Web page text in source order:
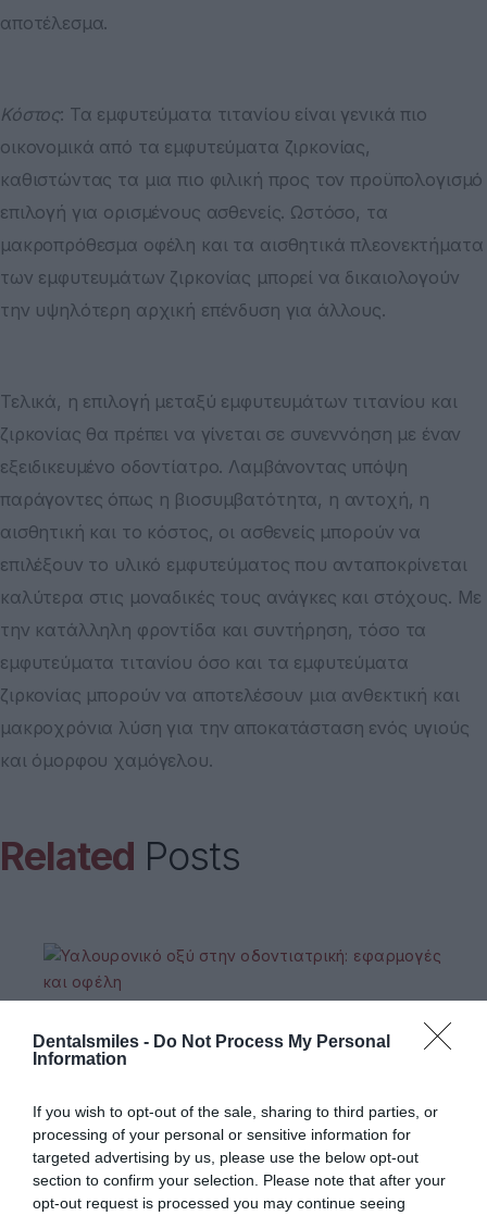
Dentalsmiles - Do Not Process My Personal
Information
If you wish to opt-out of the sale, sharing to third parties, or
processing of your personal or sensitive information for
targeted advertising by us, please use the below opt-out
section to confirm your selection. Please note that after your
opt-out request is processed you may continue seeing
αποτέλεσμα.
Κόστος: Τα εμφυτεύματα τιτανίου είναι γενικά πιο
οικονομικά από τα εμφυτεύματα ζιρκονίας,
καθιστώντας τα μια πιο φιλική προς τον προϋπολογισμό
επιλογή για ορισμένους ασθενείς. Ωστόσο, τα
μακροπρόθεσμα οφέλη και τα αισθητικά πλεονεκτήματα
των εμφυτευμάτων ζιρκονίας μπορεί να δικαιολογούν
την υψηλότερη αρχική επένδυση για άλλους.
Τελικά, η επιλογή μεταξύ εμφυτευμάτων τιτανίου και
ζιρκονίας θα πρέπει να γίνεται σε συνεννόηση με έναν
εξειδικευμένο οδοντίατρο. Λαμβάνοντας υπόψη
παράγοντες όπως η βιοσυμβατότητα, η αντοχή, η
αισθητική και το κόστος, οι ασθενείς μπορούν να
επιλέξουν το υλικό εμφυτεύματος που ανταποκρίνεται
καλύτερα στις μοναδικές τους ανάγκες και στόχους. Με
την κατάλληλη φροντίδα και συντήρηση, τόσο τα
εμφυτεύματα τιτανίου όσο και τα εμφυτεύματα
ζιρκονίας μπορούν να αποτελέσουν μια ανθεκτική και
μακροχρόνια λύση για την αποκατάσταση ενός υγιούς
και όμορφου χαμόγελου.
Related Posts
Υαλουρονικό οξύ στην οδοντιατρική: